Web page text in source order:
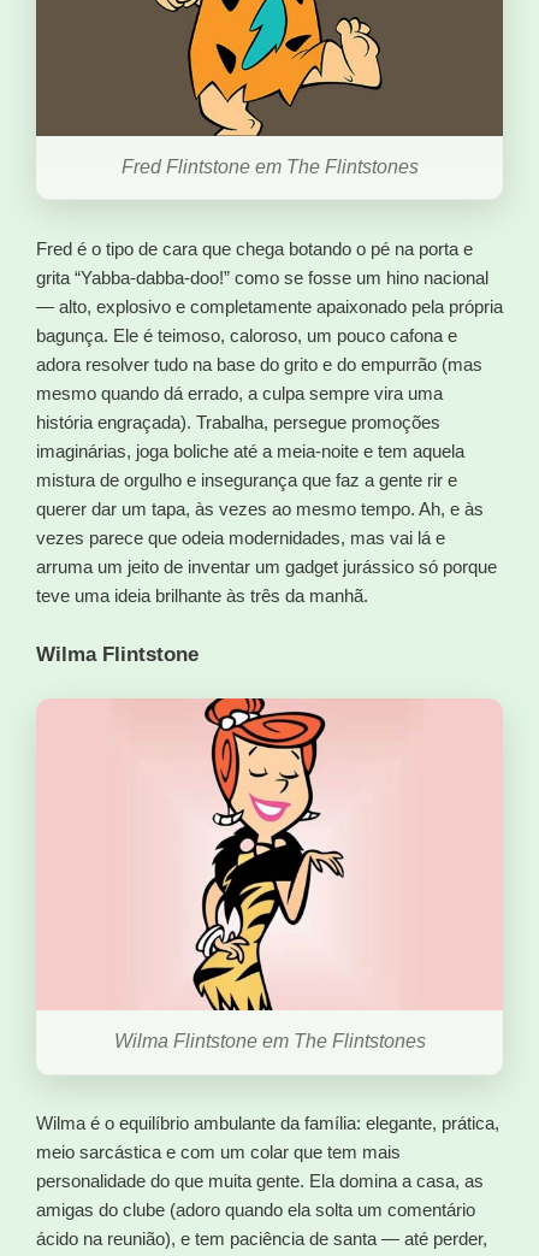
Fred Flintstone em The Flintstones
Fred é o tipo de cara que chega botando o pé na porta e
grita “Yabba-dabba-doo!” como se fosse um hino nacional
— alto, explosivo e completamente apaixonado pela própria
bagunça. Ele é teimoso, caloroso, um pouco cafona e
adora resolver tudo na base do grito e do empurrão (mas
mesmo quando dá errado, a culpa sempre vira uma
história engraçada). Trabalha, persegue promoções
imaginárias, joga boliche até a meia-noite e tem aquela
mistura de orgulho e insegurança que faz a gente rir e
querer dar um tapa, às vezes ao mesmo tempo. Ah, e às
vezes parece que odeia modernidades, mas vai lá e
arruma um jeito de inventar um gadget jurássico só porque
teve uma ideia brilhante às três da manhã.
Wilma Flintstone
Wilma Flintstone em The Flintstones
Wilma é o equilíbrio ambulante da família: elegante, prática,
meio sarcástica e com um colar que tem mais
personalidade do que muita gente. Ela domina a casa, as
amigas do clube (adoro quando ela solta um comentário
ácido na reunião), e tem paciência de santa — até perder,